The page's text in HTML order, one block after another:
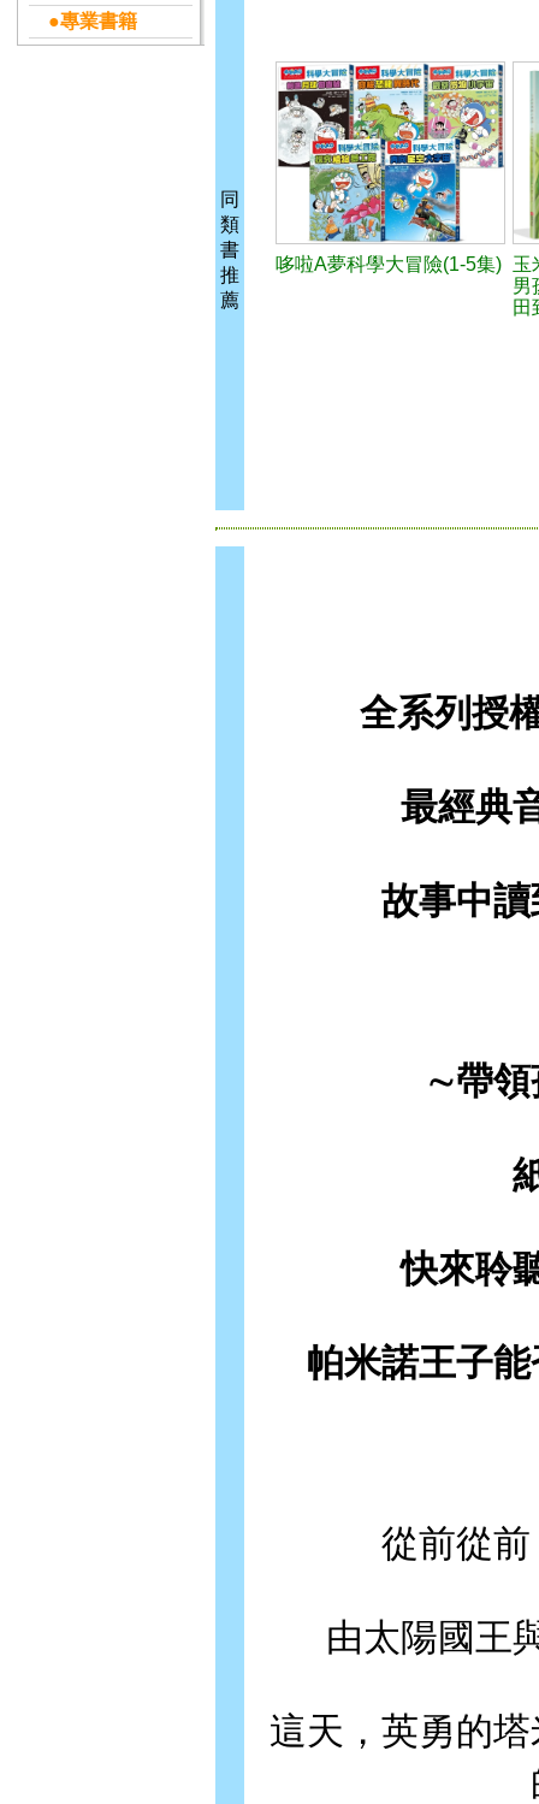
●專業書籍
同
類
書
推
薦
哆啦A夢科學大冒險(1-5集) 玉
男
田
全系列授
最經典
故事中
∼帶領
快來聆
帕米諾王子
從前從
由太陽國王
這天，英勇的